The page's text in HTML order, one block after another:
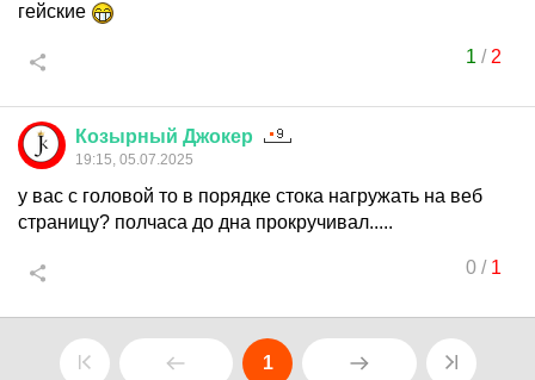
гейские
1 / 2
Козырный Джокер
19:15, 05.07.2025
у вас с головой то в порядке стока нагружать на веб
страницу? полчаса до дна прокручивал.....
0/ 1
1